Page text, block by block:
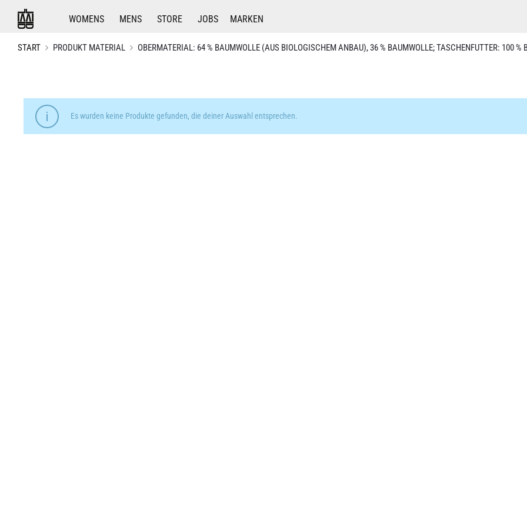
WOMENS MENS STORE JOBS MARKEN
START PRODUKT MATERIAL OBERMATERIAL: 64 % BAUMWOLLE (AUS BIOLOGISCHEM ANBAU), 36 % BAUMWOLLE; TASCHENFUTTER: 100 %
Es wurden keine Produkte gefunden, die deiner Auswahl entsprechen.